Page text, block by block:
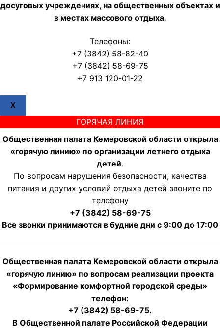
досуговых учреждениях, на общественных объектах и
в местах массового отдыха.
Телефоны:
+7 (3842) 58-82-40
+7 (3842) 58-69-75
+7 913 120-01-22
X
ГОРЯЧАЯ ЛИНИЯ
Общественная палата Кемеровской области открыла
«горячую линию» по организации летнего отдыха
детей.
По вопросам нарушения безопасности, качества
питания и других условий отдыха детей звоните по
телефону
+7 (3842) 58-69-75
Все звонки принимаются в будние дни с 9:00 до 17:00
Общественная палата Кемеровской области открыла
«горячую линию» по вопросам реализации проекта
«Формирование комфортной городской среды»
телефон:
+7 (3842) 58-69-75.
В Общественной палате Российской Федерации